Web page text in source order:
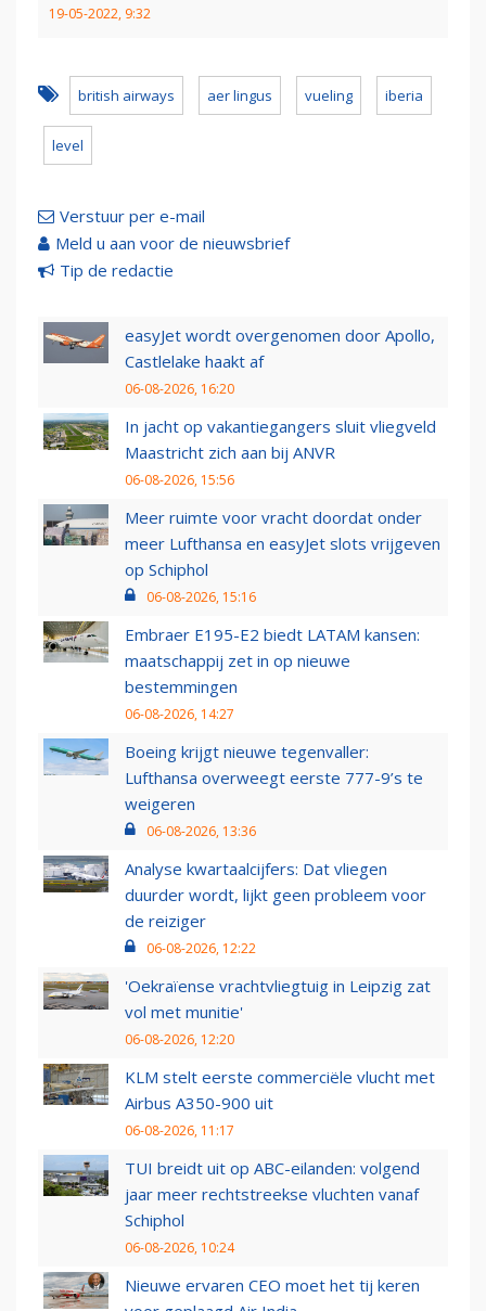
19-05-2022, 9:32
british airways aer lingus vueling iberia
level
Verstuur per e-mail
Meld u aan voor de nieuwsbrief
Tip de redactie
easyJet wordt overgenomen door Apollo,
Castlelake haakt af
06-08-2026, 16:20
In jacht op vakantiegangers sluit vliegveld
Maastricht zich aan bij ANVR
06-08-2026, 15:56
Meer ruimte voor vracht doordat onder
meer Lufthansa en easyJet slots vrijgeven
op Schiphol
06-08-2026, 15:16
Embraer E195-E2 biedt LATAM kansen:
maatschappij zet in op nieuwe
bestemmingen
06-08-2026, 14:27
Boeing krijgt nieuwe tegenvaller:
Lufthansa overweegt eerste 777-9’s te
weigeren
06-08-2026, 13:36
Analyse kwartaalcijfers: Dat vliegen
duurder wordt, lijkt geen probleem voor
de reiziger
06-08-2026, 12:22
'Oekraïense vrachtvliegtuig in Leipzig zat
vol met munitie'
06-08-2026, 12:20
KLM stelt eerste commerciële vlucht met
Airbus A350-900 uit
06-08-2026, 11:17
TUI breidt uit op ABC-eilanden: volgend
jaar meer rechtstreekse vluchten vanaf
Schiphol
06-08-2026, 10:24
Nieuwe ervaren CEO moet het tij keren